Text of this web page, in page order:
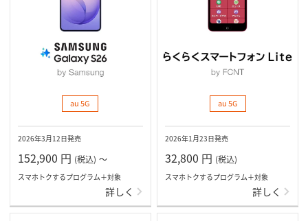
au 5G
2026年3月12日発売
152,900 円 (税込) ～
スマホトクするプログラム＋対象
詳しく
au 5G
2026年1月23日発売
32,800 円 (税込)
スマホトクするプログラム＋対象
詳しく